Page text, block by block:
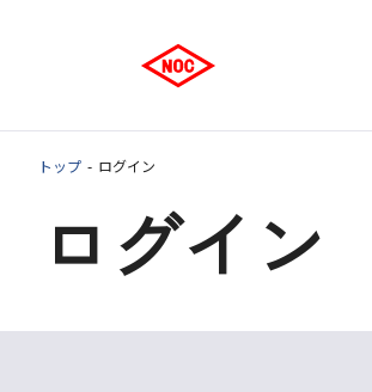
トップ ログイン
ログイン